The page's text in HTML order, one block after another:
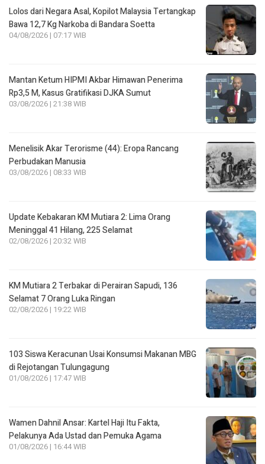
Lolos dari Negara Asal, Kopilot Malaysia Tertangkap
Bawa 12,7 Kg Narkoba di Bandara Soetta
04/08/2026 | 07:17 WIB
Mantan Ketum HIPMI Akbar Himawan Penerima
Rp3,5 M, Kasus Gratifikasi DJKA Sumut
03/08/2026 | 21:38 WIB
Menelisik Akar Terorisme (44): Eropa Rancang
Perbudakan Manusia
03/08/2026 | 08:33 WIB
Update Kebakaran KM Mutiara 2: Lima Orang
Meninggal 41 Hilang, 225 Selamat
02/08/2026 | 20:32 WIB
KM Mutiara 2 Terbakar di Perairan Sapudi, 136
Selamat 7 Orang Luka Ringan
02/08/2026 | 19:22 WIB
103 Siswa Keracunan Usai Konsumsi Makanan MBG
di Rejotangan Tulungagung
01/08/2026 | 17:47 WIB
Wamen Dahnil Ansar: Kartel Haji Itu Fakta,
Pelakunya Ada Ustad dan Pemuka Agama
01/08/2026 | 16:44 WIB